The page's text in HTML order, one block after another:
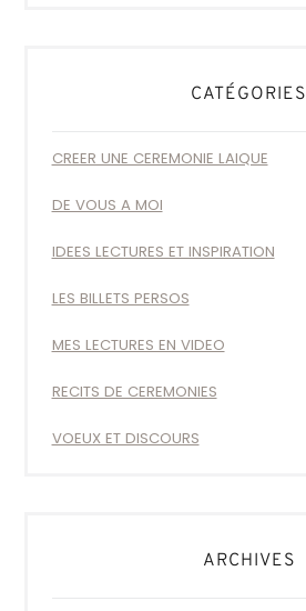
CATÉGORIES
CREER UNE CEREMONIE LAIQUE
DE VOUS A MOI
IDEES LECTURES ET INSPIRATION
LES BILLETS PERSOS
MES LECTURES EN VIDEO
RECITS DE CEREMONIES
VOEUX ET DISCOURS
ARCHIVES